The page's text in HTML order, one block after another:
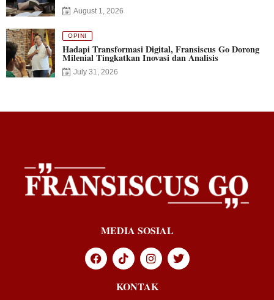
August 1, 2026
OPINI
Hadapi Transformasi Digital, Fransiscus Go Dorong
Milenial Tingkatkan Inovasi dan Analisis
July 31, 2026
MEDIA SOSIAL
KONTAK